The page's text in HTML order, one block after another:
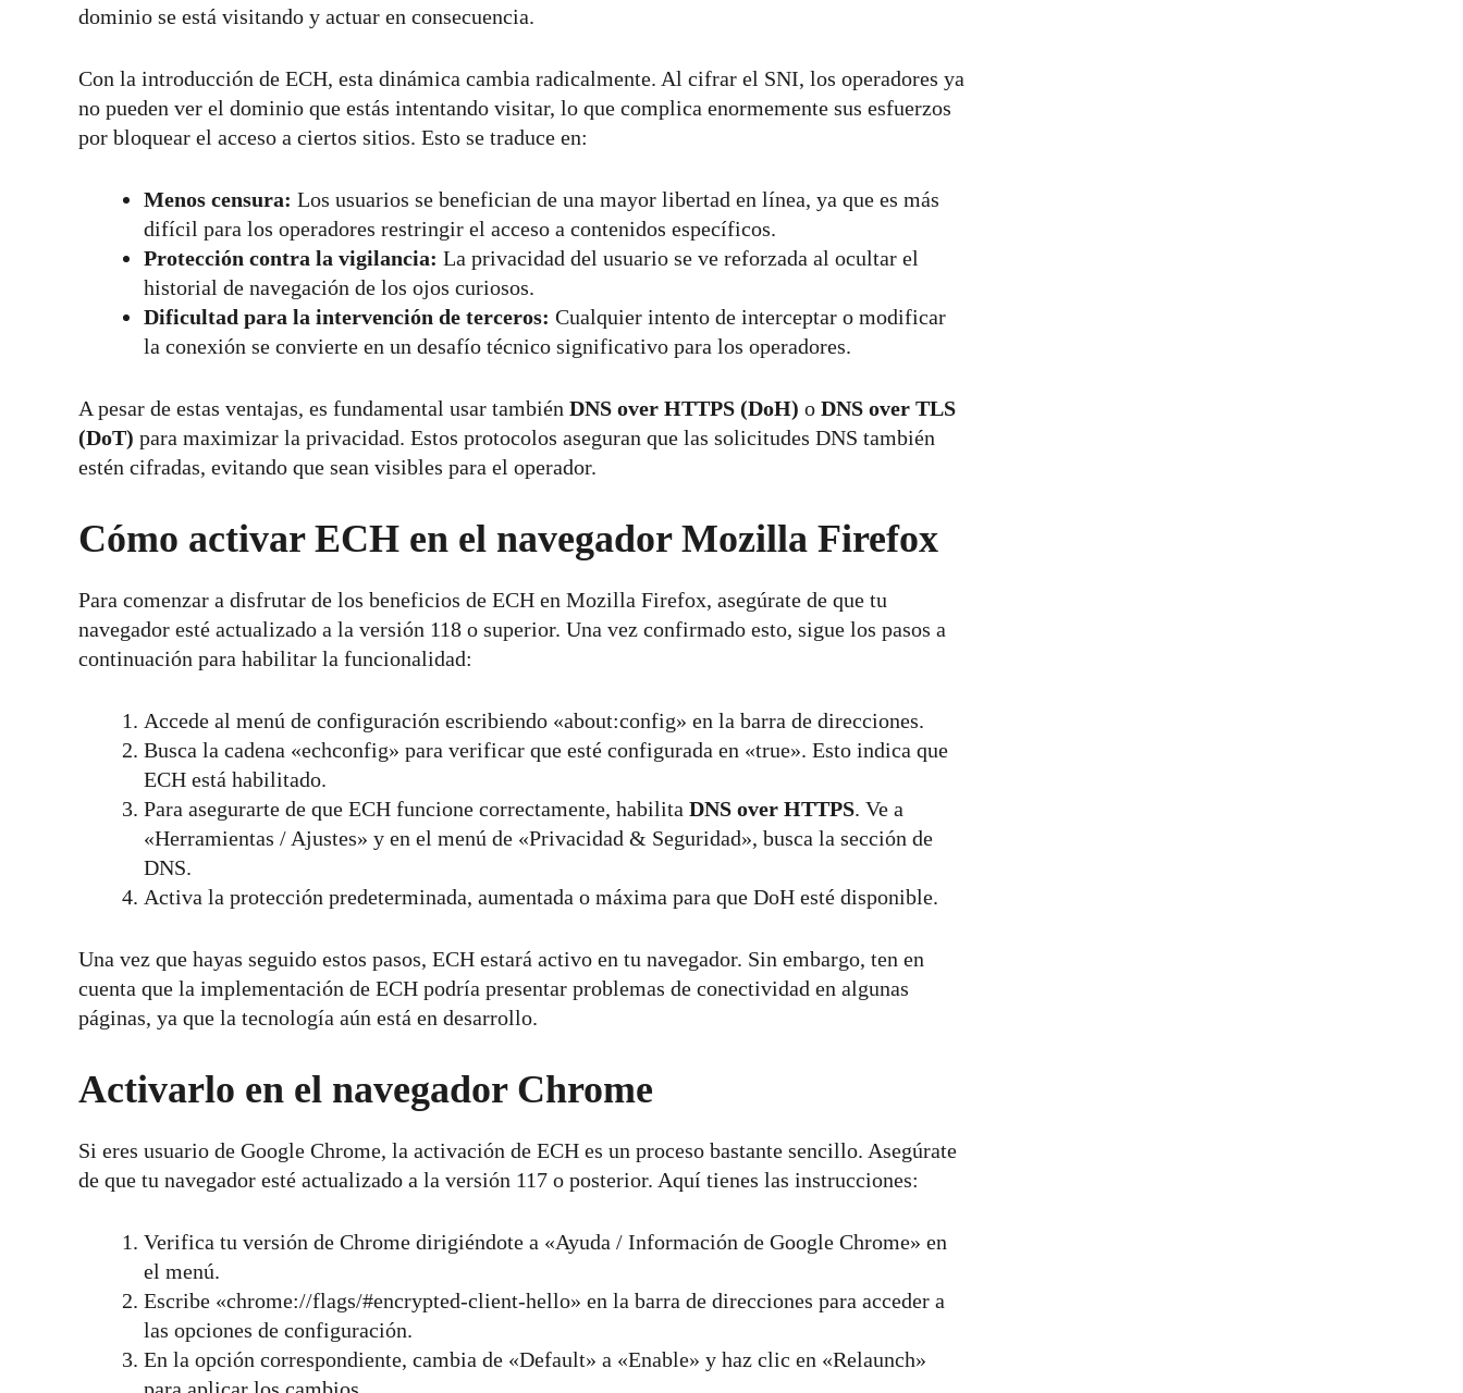
dominio se está visitando y actuar en consecuencia.
Con la introducción de ECH, esta dinámica cambia radicalmente. Al cifrar el SNI, los operadores ya
no pueden ver el dominio que estás intentando visitar, lo que complica enormemente sus esfuerzos
por bloquear el acceso a ciertos sitios. Esto se traduce en:
Menos censura: Los usuarios se benefician de una mayor libertad en línea, ya que es más
difícil para los operadores restringir el acceso a contenidos específicos.
Protección contra la vigilancia: La privacidad del usuario se ve reforzada al ocultar el
historial de navegación de los ojos curiosos.
Dificultad para la intervención de terceros: Cualquier intento de interceptar o modificar
la conexión se convierte en un desafío técnico significativo para los operadores.
A pesar de estas ventajas, es fundamental usar también DNS over HTTPS (DoH) o DNS over TLS
(DoT) para maximizar la privacidad. Estos protocolos aseguran que las solicitudes DNS también
estén cifradas, evitando que sean visibles para el operador.
Cómo activar ECH en el navegador Mozilla Firefox
Para comenzar a disfrutar de los beneficios de ECH en Mozilla Firefox, asegúrate de que tu
navegador esté actualizado a la versión 118 o superior. Una vez confirmado esto, sigue los pasos a
continuación para habilitar la funcionalidad:
Accede al menú de configuración escribiendo «about:config» en la barra de direcciones.
Busca la cadena «echconfig» para verificar que esté configurada en «true». Esto indica que
ECH está habilitado.
Para asegurarte de que ECH funcione correctamente, habilita DNS over HTTPS. Ve a
«Herramientas / Ajustes» y en el menú de «Privacidad & Seguridad», busca la sección de
DNS.
Activa la protección predeterminada, aumentada o máxima para que DoH esté disponible.
Una vez que hayas seguido estos pasos, ECH estará activo en tu navegador. Sin embargo, ten en
cuenta que la implementación de ECH podría presentar problemas de conectividad en algunas
páginas, ya que la tecnología aún está en desarrollo.
Activarlo en el navegador Chrome
Si eres usuario de Google Chrome, la activación de ECH es un proceso bastante sencillo. Asegúrate
de que tu navegador esté actualizado a la versión 117 o posterior. Aquí tienes las instrucciones:
Verifica tu versión de Chrome dirigiéndote a «Ayuda / Información de Google Chrome» en
el menú.
Escribe «chrome://flags/#encrypted-client-hello» en la barra de direcciones para acceder a
las opciones de configuración.
En la opción correspondiente, cambia de «Default» a «Enable» y haz clic en «Relaunch»
para aplicar los cambios.